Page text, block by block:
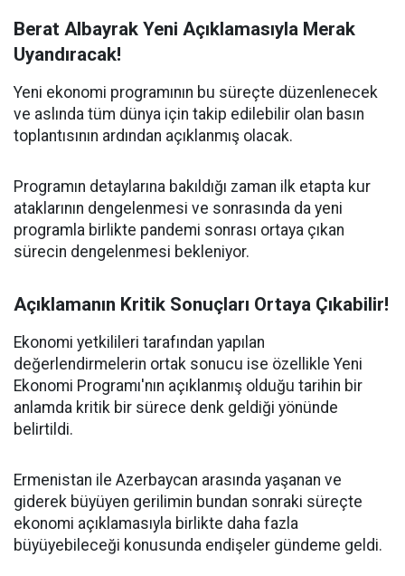
Berat Albayrak Yeni Açıklamasıyla Merak
Uyandıracak!
Yeni ekonomi programının bu süreçte düzenlenecek
ve aslında tüm dünya için takip edilebilir olan basın
toplantısının ardından açıklanmış olacak.
Programın detaylarına bakıldığı zaman ilk etapta kur
ataklarının dengelenmesi ve sonrasında da yeni
programla birlikte pandemi sonrası ortaya çıkan
sürecin dengelenmesi bekleniyor.
Açıklamanın Kritik Sonuçları Ortaya Çıkabilir!
Ekonomi yetkilileri tarafından yapılan
değerlendirmelerin ortak sonucu ise özellikle Yeni
Ekonomi Programı'nın açıklanmış olduğu tarihin bir
anlamda kritik bir sürece denk geldiği yönünde
belirtildi.
Ermenistan ile Azerbaycan arasında yaşanan ve
giderek büyüyen gerilimin bundan sonraki süreçte
ekonomi açıklamasıyla birlikte daha fazla
büyüyebileceği konusunda endişeler gündeme geldi.